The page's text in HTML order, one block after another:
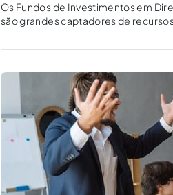
Os Fundos de Investimentos em
são grandes captadores de